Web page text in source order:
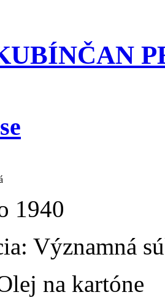
1940
Významná
na kartóne